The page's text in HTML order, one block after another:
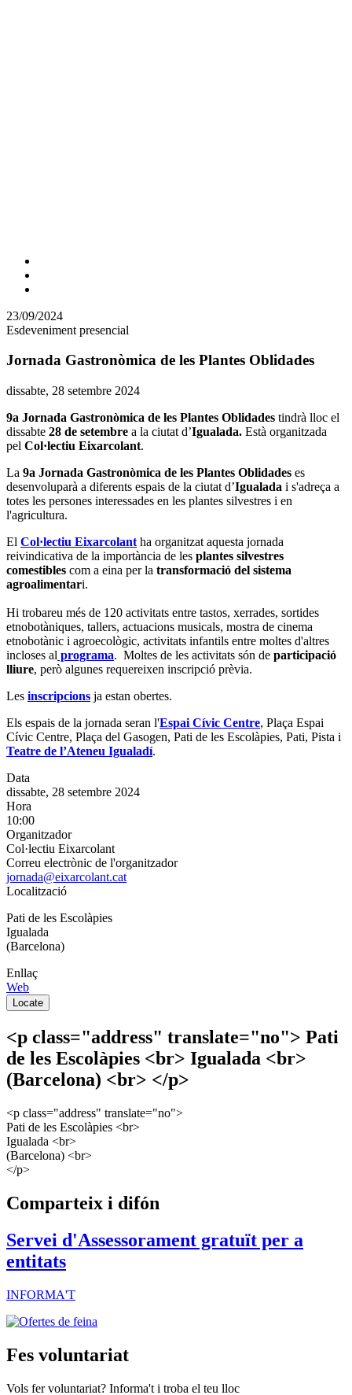
Comparteix
altres
xarxes
23/09/2024
Esdeveniment presencial
Jornada Gastronòmica de les Plantes Oblidades
Data
l'esdeveniment:
dissabte, 28 setembre 2024
9a Jornada Gastronòmica de les Plantes Oblidades tindrà lloc el
dissabte 28 de setembre a la ciutat d’Igualada. Està organitzada
pel Col·lectiu Eixarcolant.
La 9a Jornada Gastronòmica de les Plantes Oblidades es
desenvoluparà a diferents espais de la ciutat d’Igualada i s'adreça a
totes les persones interessades en les plantes silvestres i en
l'agricultura.
El Col·lectiu Eixarcolant ha organitzat aquesta jornada
reivindicativa de la importància de les plantes silvestres
comestibles com a eina per la transformació del sistema
agroalimentari.
Hi trobareu més de 120 activitats entre tastos, xerrades, sortides
etnobotàniques, tallers, actuacions musicals, mostra de cinema
etnobotànic i agroecològic, activitats infantils entre moltes d'altres
incloses al programa. Moltes de les activitats són de participació
lliure, però algunes requereixen inscripció prèvia.
Les inscripcions ja estan obertes.
Els espais de la jornada seran l'Espai Cívic Centre, Plaça Espai
Cívic Centre, Plaça del Gasogen, Pati de les Escolàpies, Pati, Pista i
Teatre de l’Ateneu Igualadí.
Data
dissabte, 28 setembre 2024
Hora
10:00
Organitzador
Col·lectiu Eixarcolant
Correu electrònic de l'organitzador
jornada@eixarcolant.cat
Localització
Pati de les Escolàpies
Igualada
(Barcelona)
Enllaç
Web
Geolocalització
Locate
<p class="address" translate="no"> Pati
de les Escolàpies <br> Igualada <br>
(Barcelona) <br> </p>
<p class="address" translate="no">
Pati de les Escolàpies <br>
Igualada <br>
(Barcelona) <br>
</p>
Comparteix i difón
Servei d'Assessorament gratuït per a
entitats
INFORMA'T
Fes voluntariat
Vols fer voluntariat? Informa't i troba el teu lloc